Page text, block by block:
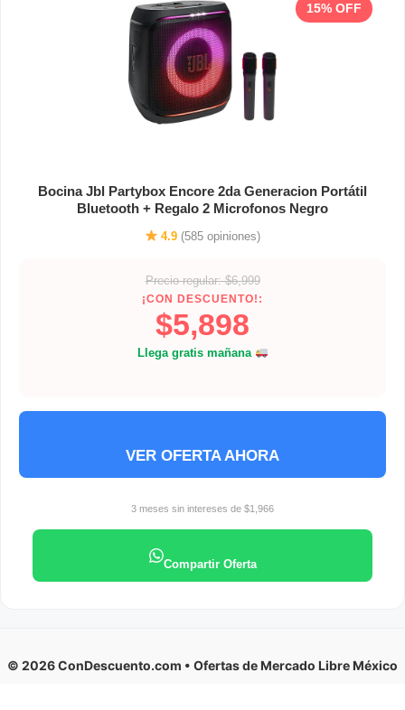
15% OFF
Bocina Jbl Partybox Encore 2da Generacion Portátil
Bluetooth + Regalo 2 Microfonos Negro
4.9 (585 opiniones)
Precio regular: $6,999
¡CON DESCUENTO!:
$5,898
Llega gratis mañana
VER OFERTA AHORA
3 meses sin intereses de $1,966
Compartir Oferta